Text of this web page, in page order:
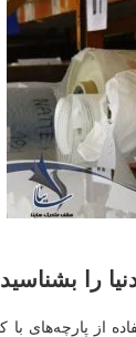
پارچه‌های با